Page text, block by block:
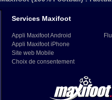
Services Maxifoot
Appli Maxifoot Android
Appli Maxifoot iPhone
Site web Mobile
Choix de consentement